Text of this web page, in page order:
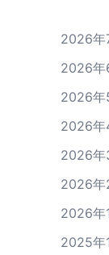
2026年
2026年
2026年
2026年
2026年
2026年
2026年
2025年